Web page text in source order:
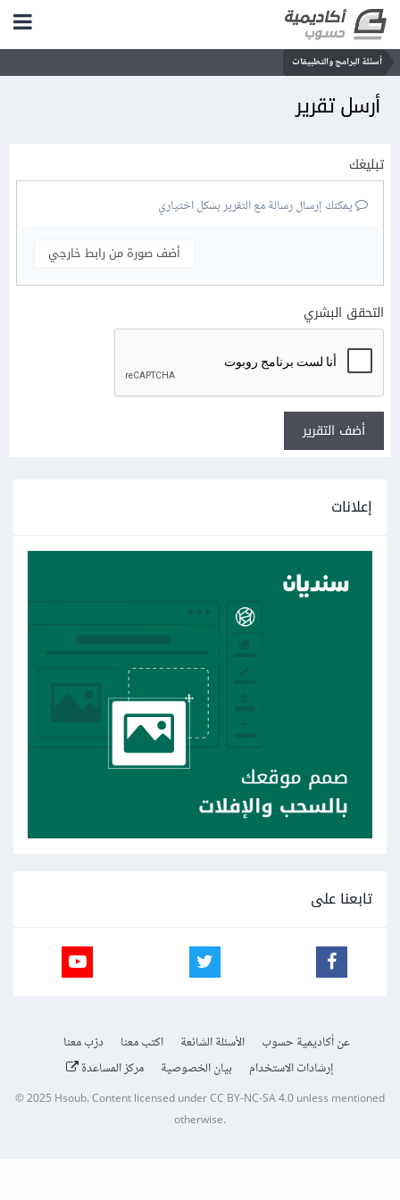
أسئلة البرامج والتطبيقات
أرسل تقرير
تبليغك
يمكنك إرسال رسالة مع التقرير بشكل اختياري
أضف صورة من رابط خارجي
التحقق البشري
أضف التقرير
إعلانات
تابعنا على
عن أكاديمية حسوب الأسئلة الشائعة اكتب معنا
درّب معنا
إرشادات الاستخدام
بيان الخصوصية مركز المساعدة
© 2025 Hsoub.Content licensed underCC BY-NC-SA 4.0unless mentioned
otherwise.